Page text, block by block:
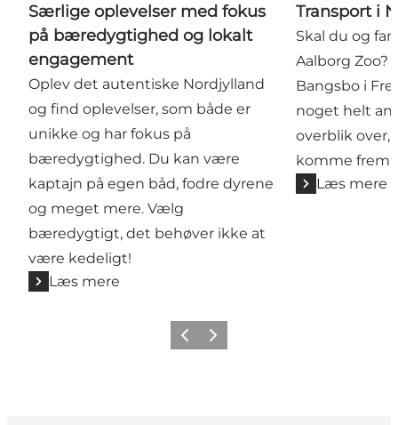
Særlige oplevelser med fokus
på bæredygtighed og lokalt
engagement
Oplev det autentiske Nordjylland
og find oplevelser, som både er
unikke og har fokus på
bæredygtighed. Du kan være
kaptajn på egen båd, fodre dyrene
og meget mere. Vælg
bæredygtigt, det behøver ikke at
være kedeligt!
Læs mere
Transport i
Skal du og
Aalborg Zoo?
Bangsbo i
noget helt
overblik over,
komme frem.
Læs mere
ForrigeNæste